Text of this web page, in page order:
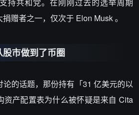
持共和党。在刚刚过去的选举周期
赠者之一，仅次于 Elon Musk 。
市做到了币圈
的话题，那份持有「31 亿美元的以
资产配置表为什么被怀疑是来自 Cita